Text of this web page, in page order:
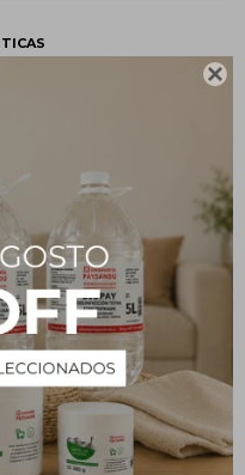

cristal incoloro, inodoro,
ácido. Es un ácido orgánico,